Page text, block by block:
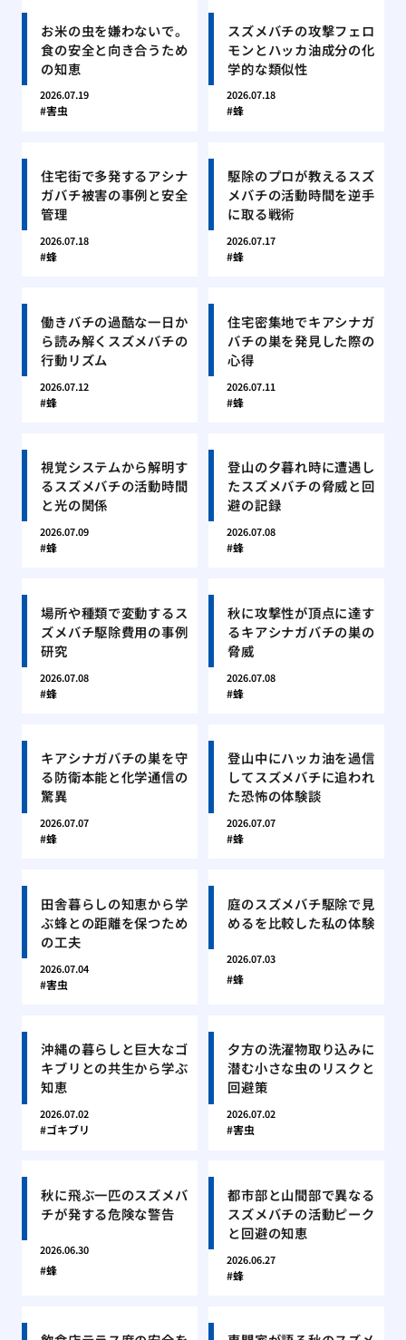
お米の虫を嫌わないで。
食の安全と向き合うため
の知恵
2026.07.19
害虫
スズメバチの攻撃フェロ
モンとハッカ油成分の化
学的な類似性
2026.07.18
蜂
住宅街で多発するアシナ
ガバチ被害の事例と安全
管理
2026.07.18
蜂
駆除のプロが教えるスズ
メバチの活動時間を逆手
に取る戦術
2026.07.17
蜂
働きバチの過酷な一日か
ら読み解くスズメバチの
行動リズム
2026.07.12
蜂
住宅密集地でキアシナガ
バチの巣を発見した際の
心得
2026.07.11
蜂
視覚システムから解明す
るスズメバチの活動時間
と光の関係
2026.07.09
蜂
登山の夕暮れ時に遭遇し
たスズメバチの脅威と回
避の記録
2026.07.08
蜂
場所や種類で変動するス
ズメバチ駆除費用の事例
研究
2026.07.08
蜂
秋に攻撃性が頂点に達す
るキアシナガバチの巣の
脅威
2026.07.08
蜂
キアシナガバチの巣を守
る防衛本能と化学通信の
驚異
2026.07.07
蜂
登山中にハッカ油を過信
してスズメバチに追われ
た恐怖の体験談
2026.07.07
蜂
田舎暮らしの知恵から学
ぶ蜂との距離を保つため
の工夫
2026.07.04
害虫
庭のスズメバチ駆除で見
めるを比較した私の体験
2026.07.03
蜂
沖縄の暮らしと巨大なゴ
キブリとの共生から学ぶ
知恵
2026.07.02
ゴキブリ
夕方の洗濯物取り込みに
潜む小さな虫のリスクと
回避策
2026.07.02
害虫
秋に飛ぶ一匹のスズメバ
チが発する危険な警告
2026.06.30
蜂
都市部と山間部で異なる
スズメバチの活動ピーク
と回避の知恵
2026.06.27
蜂